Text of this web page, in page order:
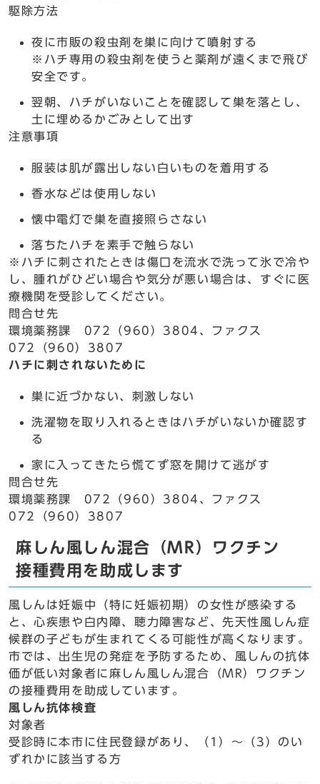
駆除方法
夜に市販の殺虫剤を巣に向けて噴射する
※ハチ専用の殺虫剤を使うと薬剤が遠くまで飛び
安全です。
翌朝、ハチがいないことを確認して巣を落とし、
土に埋めるかごみとして出す
注意事項
服装は肌が露出しない白いものを着用する
香水などは使用しない
懐中電灯で巣を直接照らさない
落ちたハチを素手で触らない
※ハチに刺されたときは傷口を流水で洗って氷で冷や
し、腫れがひどい場合や気分が悪い場合は、すぐに医
療機関を受診してください。
問合せ先
環境薬務課 072（960）3804、ファクス
072（960）3807
ハチに刺されないために
巣に近づかない、刺激しない
洗濯物を取り入れるときはハチがいないか確認す
る
家に入ってきたら慌てず窓を開けて逃がす
問合せ先
環境薬務課 072（960）3804、ファクス
072（960）3807
麻しん風しん混合（MR）ワクチン
接種費用を助成します
風しんは妊娠中（特に妊娠初期）の女性が感染する
と、心疾患や白内障、聴力障害など、先天性風しん症
候群の子どもが生まれてくる可能性が高くなります。
市では、出生児の発症を予防するため、風しんの抗体
価が低い対象者に麻しん風しん混合（MR）ワクチン
の接種費用を助成しています。
風しん抗体検査
対象者
受診時に本市に住民登録があり、（1）～（3）のい
ずれかに該当する方